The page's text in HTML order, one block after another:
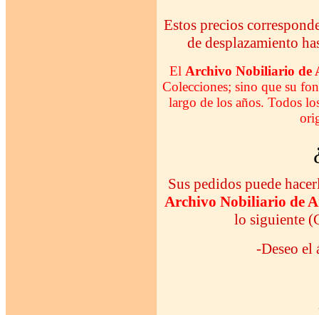
Estos precios
de desplazamiento
El Archivo Nobiliario de
Colecciones; sino que su
largo de los años. Todos
Sus pedidos puede
Archivo Nobiliario de
lo siguiente
-Deseo el